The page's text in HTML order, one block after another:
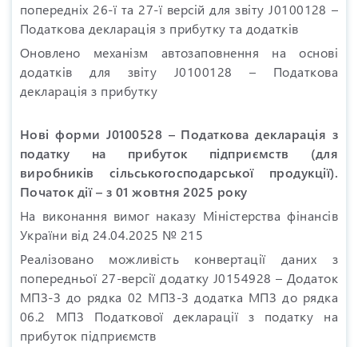
попередніх 26-ї та 27-ї версій для звіту J0100128 –
Податкова декларація з прибутку та додатків
Оновлено механізм автозаповнення на основі
додатків для звіту J0100128 – Податкова
декларація з прибутку
Нові форми J0100528 – Податкова декларація з
податку на прибуток підприємств (для
виробників сільськогосподарської продукції).
Початок дії – з 01 жовтня 2025 року
На виконання вимог наказу Міністерства фінансів
України від 24.04.2025 № 215
Реалізовано можливість конвертації даних з
попередньої 27-версії додатку J0154928 – Додаток
МПЗ-З до рядка 02 МПЗ-З додатка МПЗ до рядка
06.2 МПЗ Податкової декларації з податку на
прибуток підприємств